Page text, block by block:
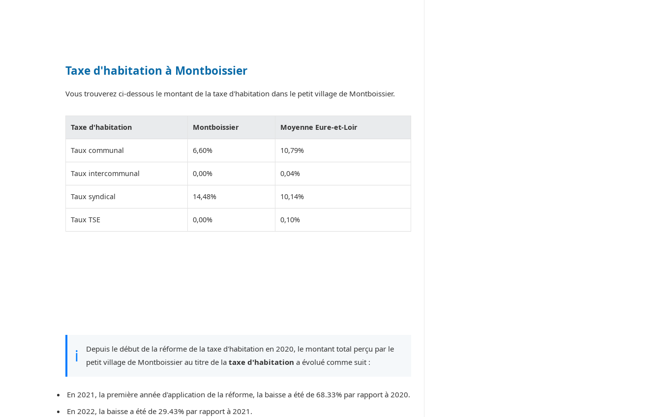
Taxe d'habitation à Montboissier
Vous trouverez ci-dessous le montant de la taxe d'habitation dans le petit village de Montboissier.
Taxe d'habitation Montboissier Moyenne Eure-et-Loir
Taux communal 6,60% 10,79%
Taux intercommunal 0,00% 0,04%
Taux syndical 14,48% 10,14%
Taux TSE 0,00% 0,10%
ℹ
Depuis le début de la réforme de la taxe d'habitation en 2020, le montant total perçu par le
petit village de Montboissier au titre de la taxe d'habitation a évolué comme suit :
En 2021, la première année d'application de la réforme, la baisse a été de 68.33% par rapport à 2020.
En 2022, la baisse a été de 29.43% par rapport à 2021.